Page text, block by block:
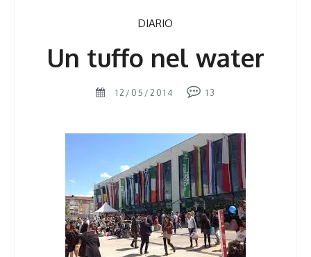
DIARIO
Un tuffo nel water
12/05/2014 13